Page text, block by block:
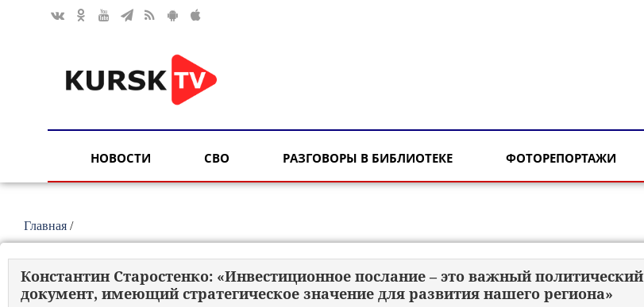
НОВОСТИ СВО РАЗГОВОРЫ В БИБЛИОТЕКЕ ФОТОРЕПОРТАЖИ
Главная /
Константин Старостенко: «Инвестиционное послание – это важный политический
документ, имеющий стратегическое значение для развития нашего региона»